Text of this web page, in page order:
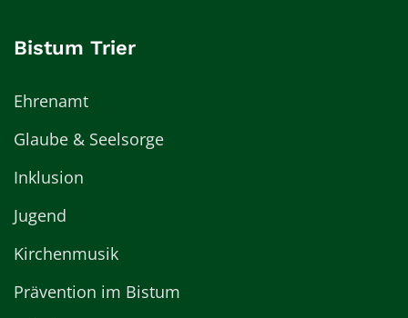
Bistum Trier
Ehrenamt
Glaube & Seelsorge
Inklusion
Jugend
Kirchenmusik
Prävention im Bistum